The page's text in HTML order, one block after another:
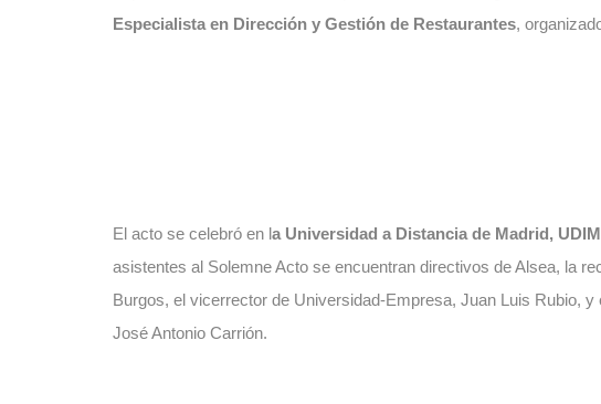
Especialista en Dirección y Gestión de Restaurantes,
El acto se celebró en la Universidad a Distancia de Madrid,
asistentes al Solemne Acto se encuentran directivos de Alsea, la
Burgos, el vicerrector de Universidad-Empresa, Juan Luis Rubio,
José Antonio Carrión.